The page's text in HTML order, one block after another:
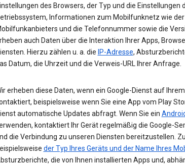
des Browsers, der Typ und die Einstellungen
Informationen zum Mobilfunknetz wie der
und die Telefonnummer sowie die
auch Daten über die Interaktion Ihrer Apps,
Hierzu zählen u. a. die IP-Adresse,
Datum, die Uhrzeit und die Verweis-URL Ihrer Anfrage.
erheben diese Daten, wenn ein Google-Dienst auf
beispielsweise wenn Sie eine App vom Play
automatische Updates abfragt. Wenn Sie ein
kontaktiert Ihr Gerät regelmäßig die Google-
die Verbindung zu unseren Diensten bereitzustellen.
der Typ Ihres Geräts und der Name Ihres
die von Ihnen installierten Apps und,